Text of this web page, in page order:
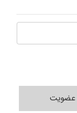
عضویت